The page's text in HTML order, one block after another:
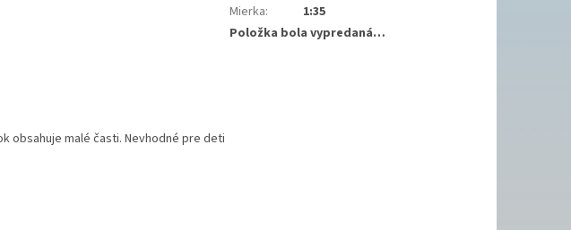
obsahuje malé časti. Nevhodné pre deti
Mierka:
1:35
Položka bola vypredaná…